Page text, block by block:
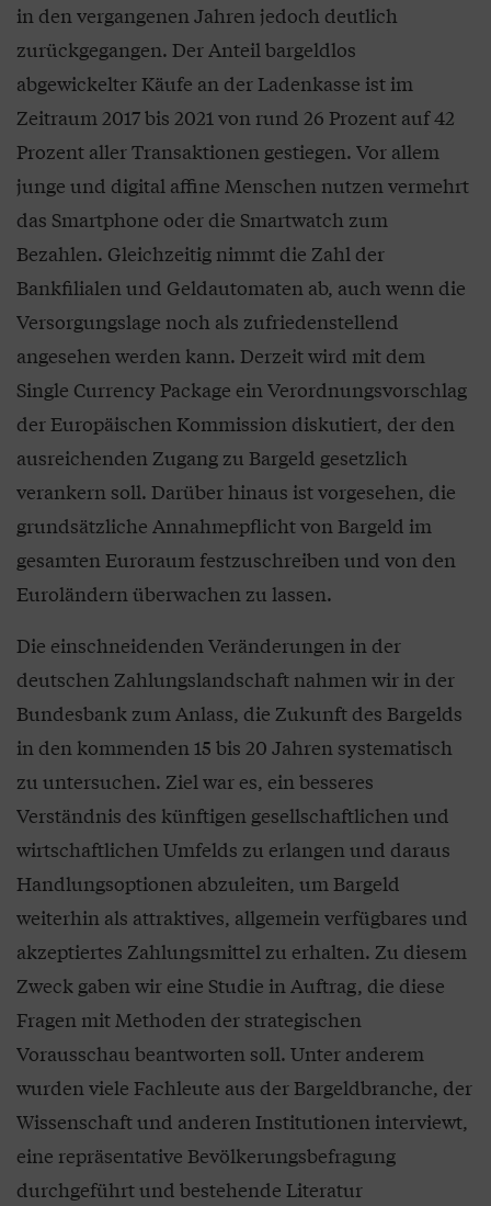
in den vergangenen Jahren jedoch deutlich
zurückgegangen. Der Anteil bargeldlos
abgewickelter Käufe an der Ladenkasse ist im
Zeitraum 2017 bis 2021 von rund 26 Prozent auf 42
Prozent aller Transaktionen gestiegen. Vor allem
junge und digital affine Menschen nutzen vermehrt
das Smartphone oder die Smartwatch zum
Bezahlen. Gleichzeitig nimmt die Zahl der
Bankfilialen und Geldautomaten ab, auch wenn die
Versorgungslage noch als zufriedenstellend
angesehen werden kann. Derzeit wird mit dem
Single Currency Package ein Verordnungsvorschlag
der Europäischen Kommission diskutiert, der den
ausreichenden Zugang zu Bargeld gesetzlich
verankern soll. Darüber hinaus ist vorgesehen, die
grundsätzliche Annahmepflicht von Bargeld im
gesamten Euroraum festzuschreiben und von den
Euroländern überwachen zu lassen.
Die einschneidenden Veränderungen in der
deutschen Zahlungslandschaft nahmen wir in der
Bundesbank zum Anlass, die Zukunft des Bargelds
in den kommenden 15 bis 20 Jahren systematisch
zu untersuchen. Ziel war es, ein besseres
Verständnis des künftigen gesellschaftlichen und
wirtschaftlichen Umfelds zu erlangen und daraus
Handlungsoptionen abzuleiten, um Bargeld
weiterhin als attraktives, allgemein verfügbares und
akzeptiertes Zahlungsmittel zu erhalten. Zu diesem
Zweck gaben wir eine Studie in Auftrag, die diese
Fragen mit Methoden der strategischen
Vorausschau beantworten soll. Unter anderem
wurden viele Fachleute aus der Bargeldbranche, der
Wissenschaft und anderen Institutionen interviewt,
eine repräsentative Bevölkerungsbefragung
durchgeführt und bestehende Literatur